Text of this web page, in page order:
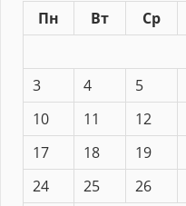
Пн
Вт Ср
3
4 5
10
11 12
17
18 19
24
25 26